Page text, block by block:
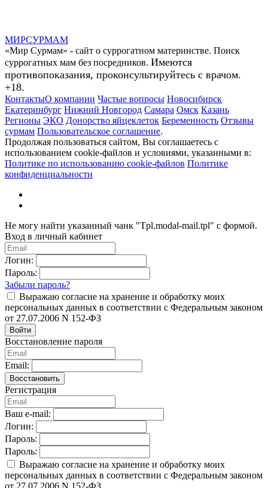
МИРСУРМАМ
«Мир Сурмам» - сайт о суррогатном материнстве. Поиск
суррогатных мам без посредников. Имеются
противопоказания, проконсультируйтесь с врачом.
+18.
КонтактыО компании Частые вопросы Новосибирск
Екатеринбург Нижний Новгород Самара Омск Казань
Регионы ЭКО Донорство яйцеклеток Беременность Отзывы
сурмам Пользовательское соглашение.
Продолжая пользоваться сайтом, Вы соглашаетесь с
использованием cookie-файлов и условиями, указанными в:
Политике по использованию cookie-файлов Политике
конфиденциальности
Не могу найти указанный чанк "Tpl.modal-mail.tpl" с формой.
Вход в личный кабинет
Логин:
Пароль:
Забыли пароль?
Выражаю согласие на хранение и обработку моих
персональных данных в соответствии с Федеральным законом
от 27.07.2006 N 152-ФЗ
Войти
Восстановление пароля
Email:
Восстановить
Регистрация
Ваш e-mail:
Логин:
Пароль:
Пароль:
Выражаю согласие на хранение и обработку моих
персональных данных в соответствии с Федеральным законом
от 27.07.2006 N 152-ФЗ